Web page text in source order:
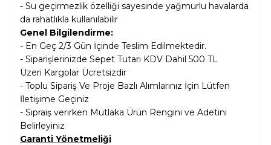
- Su geçirmezlik özelliği sayesinde yağmurlu havalarda
da rahatlıkla kullanılabilir
Genel Bilgilendirme:
- En Geç 2/3 Gün İçinde Teslim Edilmektedir.
- Siparişlerinizde Sepet Tutarı KDV Dahil 500 TL
Üzeri Kargolar Ücretsizdir
- Toplu Sipariş Ve Proje Bazlı Alımlarınız İçin Lütfen
İletişime Geçiniz
- Sipraiş verirken Mutlaka Ürün Rengini ve Adetini
Belirleyiniz
Garanti Yönetmeliği